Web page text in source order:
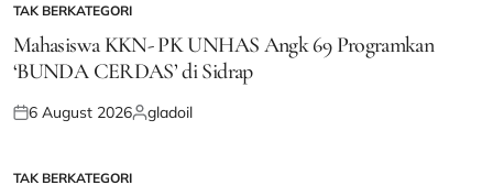
POSTED
IN
TAK BERKATEGORI
Mahasiswa KKN- PK UNHAS Angk 69 Programkan
‘BUNDA CERDAS’ di Sidrap
Posted
6 August 2026Posted
gladoil
POSTED
TAK BERKATEGORI